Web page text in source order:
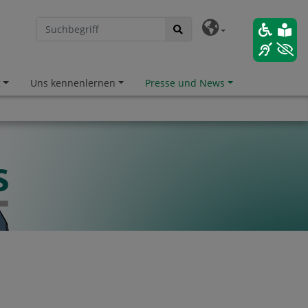
Uns kennenlernen Presse und News